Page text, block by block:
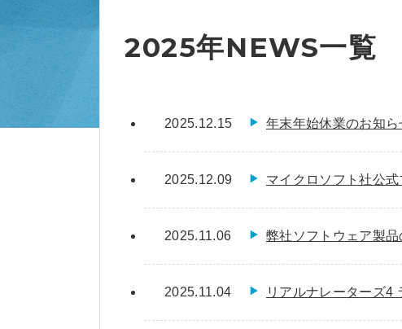
2025年NEWS一覧
2025.12.15 年末年始休業のお知ら
2025.12.09 マイクロソフト社公
2025.11.06 弊社ソフトウェア製
2025.11.04 リアルナレーターズ4